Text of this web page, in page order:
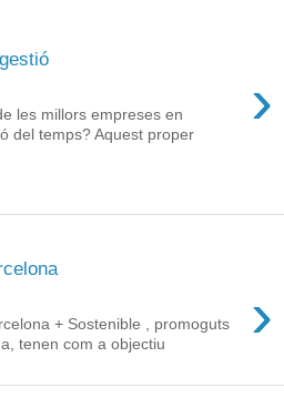
›
les millors empreses en
del temps? Aquest proper
›
+ Sostenible , promoguts
tenen com a objectiu